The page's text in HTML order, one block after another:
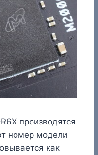
производятся
номер модели
как